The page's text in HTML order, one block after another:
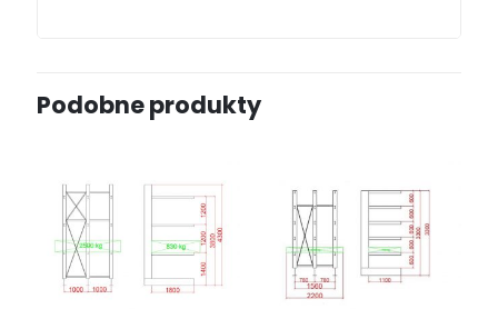
Podobne produkty